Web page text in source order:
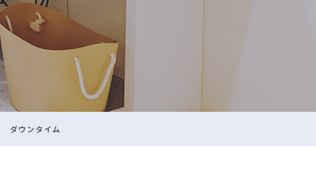
ダウンタイム